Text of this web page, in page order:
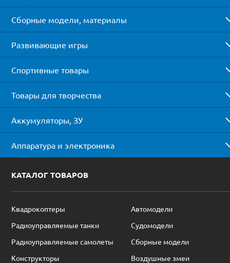
Сборные модели, материалы
Развивающие игры
Спортивные товары
Товары для творчества
Аккумуляторы, ЗУ
Аппаратура и электроника
КАТАЛОГ ТОВАРОВ
Квадрокоптеры
Автомодели
Радиоуправляемые танки
Судомодели
Радиоуправляемые самолеты
Сборные модели
Конструкторы
Воздушные змеи